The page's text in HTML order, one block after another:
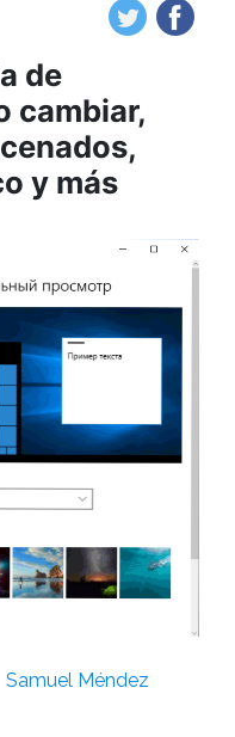
de
cambiar,
y más
Samuel Méndez